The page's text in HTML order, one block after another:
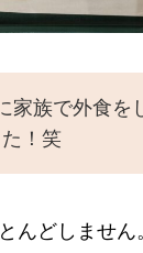
家族で外食を
！笑
んどしません